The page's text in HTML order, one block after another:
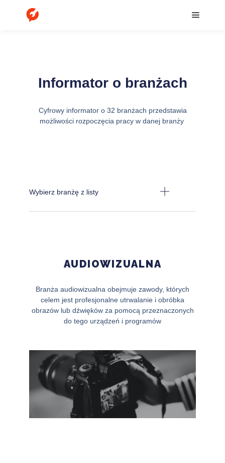
Informator o branżach
Cyfrowy informator o 32 branżach przedstawia
możliwości rozpoczęcia pracy w danej branży
Wybierz branżę z listy
AUDIOWIZUALNA
Branża audiowizualna obejmuje zawody, których
celem jest profesjonalne utrwalanie i obróbka
obrazów lub dźwięków za pomocą przeznaczonych
do tego urządzeń i programów